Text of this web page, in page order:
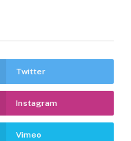
Twitter
Instagram
Vimeo